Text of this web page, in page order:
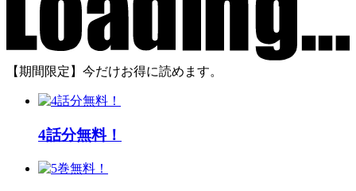
【期間限定】今だけお得に読めます。
4話分無料！